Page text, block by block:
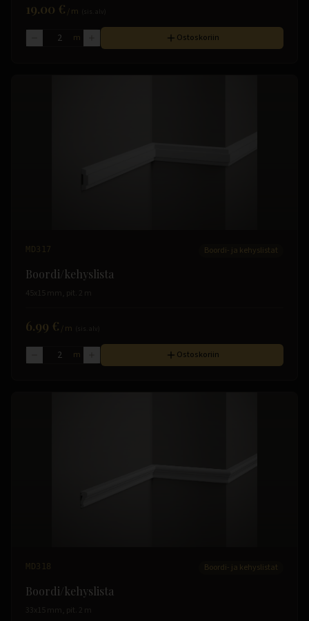
19.00 € /m
m Ostoskoriin
MD317 Boordi- ja kehyslistat
Boordi/kehyslista
45x15 mm, pit. 2 m
6.99 € /m
m Ostoskoriin
MD318 Boordi- ja kehyslistat
Boordi/kehyslista
33x15 mm, pit. 2 m